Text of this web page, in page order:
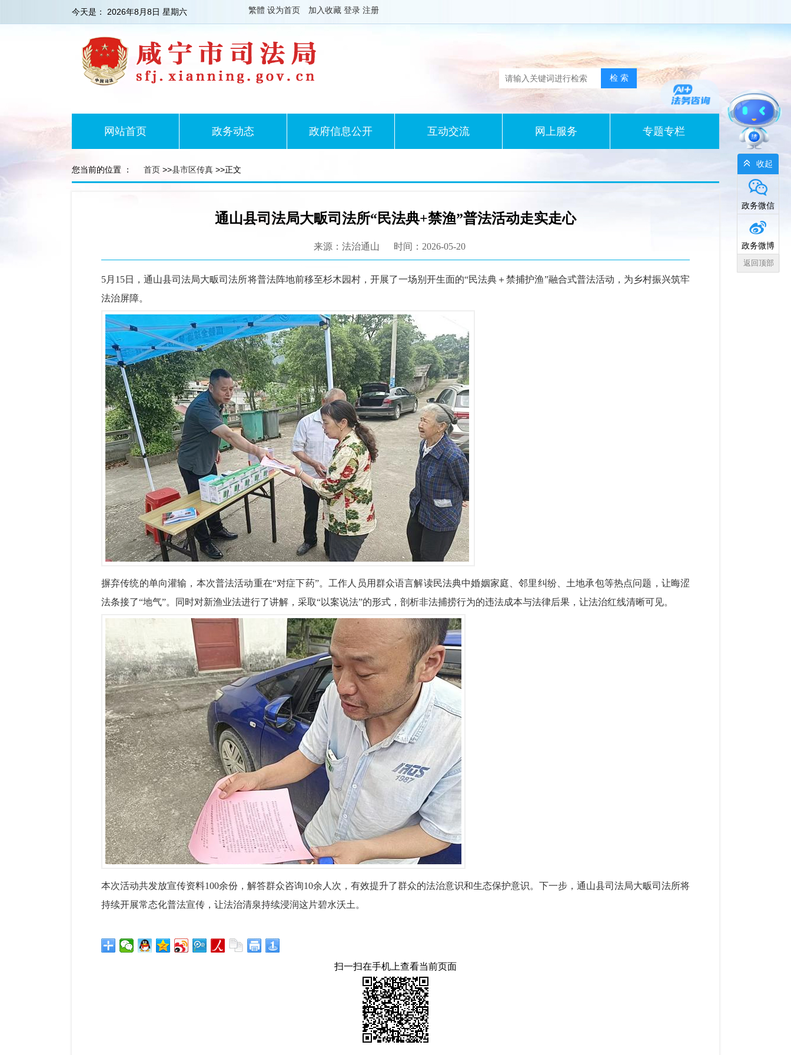
今天是： 2026年8月8日 星期六 繁體 设为首页 加入收藏 登录 注册
网站首页 政务动态 政府信息公开 互动交流 网上服务 专题专栏
您当前的位置 ： 首页 >>县市区传真 >>正文
通山县司法局大畈司法所“民法典+禁渔”普法活动走实走心
来源：法治通山 时间：2026-05-20
5月15日，通山县司法局大畈司法所将普法阵地前移至杉木园村，开展了一场别开生面的“民法典＋禁捕护渔”融合式普法活动，为乡村振兴筑牢
法治屏障。
摒弃传统的单向灌输，本次普法活动重在“对症下药”。工作人员用群众语言解读民法典中婚姻家庭、邻里纠纷、土地承包等热点问题，让晦涩
法条接了“地气”。同时对新渔业法进行了讲解，采取“以案说法”的形式，剖析非法捕捞行为的违法成本与法律后果，让法治红线清晰可见。
本次活动共发放宣传资料100余份，解答群众咨询10余人次，有效提升了群众的法治意识和生态保护意识。下一步，通山县司法局大畈司法所将
持续开展常态化普法宣传，让法治清泉持续浸润这片碧水沃土。
扫一扫在手机上查看当前页面
收起
政务微信
政务微博
返回顶部